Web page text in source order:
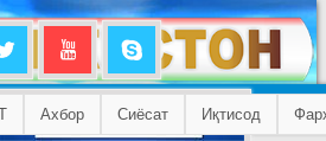
Ахбор Сиёсат Иқтисод